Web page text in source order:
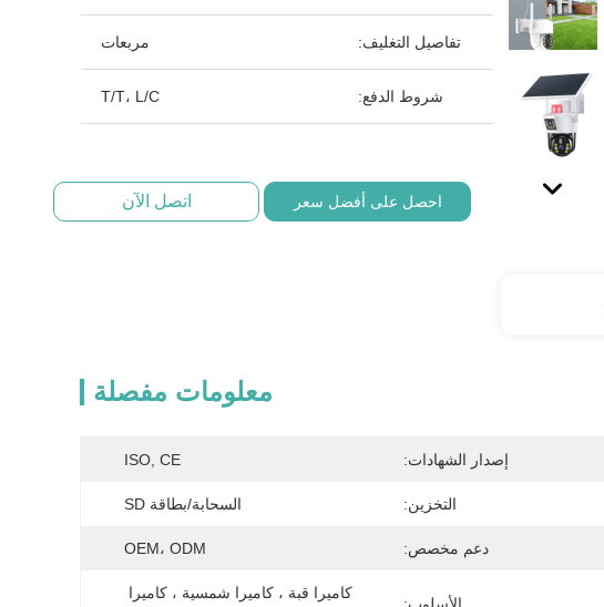
تفاصيل التغليف: مربعات
شروط الدفع: T/T، L/C
احصل على أفضل سعر اتصل الآن
معلومات مفصلة
إصدار الشهادات: ISO, CE
التخزين: السحابة/بطاقة SD
دعم مخصص: OEM، ODM